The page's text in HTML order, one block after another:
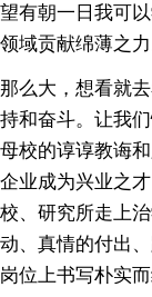
有朝一日我可
域贡献绵薄之力
么大，想看就
和奋斗。让我
校的谆谆教诲
业成为兴业之
、研究所走上
、真情的付出
位上书写朴实